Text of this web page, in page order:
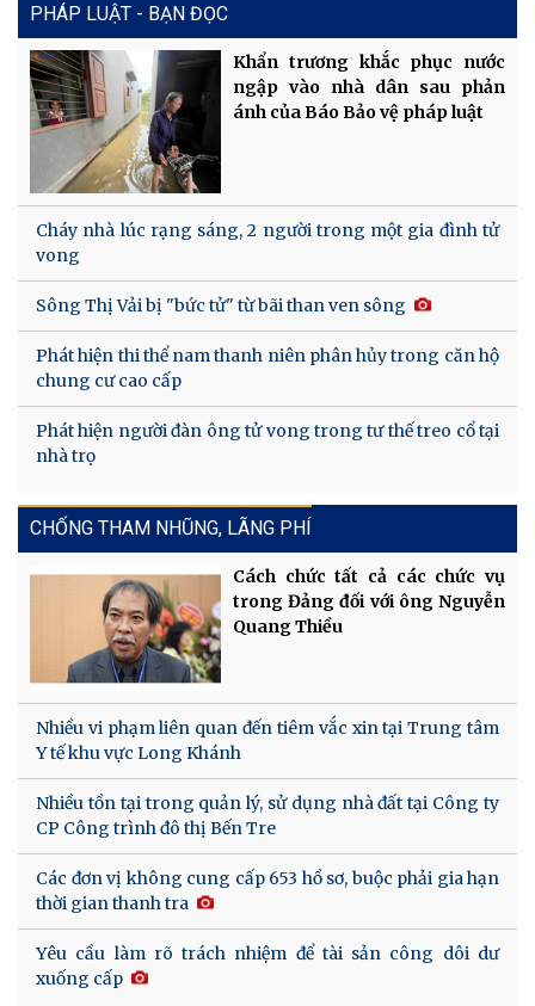
PHÁP LUẬT - BẠN ĐỌC
Khẩn trương khắc phục nước
ngập vào nhà dân sau phản
ánh của Báo Bảo vệ pháp luật
Cháy nhà lúc rạng sáng, 2 người trong một gia đình tử
vong
Sông Thị Vải bị "bức tử" từ bãi than ven sông
Phát hiện thi thể nam thanh niên phân hủy trong căn hộ
chung cư cao cấp
Phát hiện người đàn ông tử vong trong tư thế treo cổ tại
nhà trọ
CHỐNG THAM NHŨNG, LÃNG PHÍ
Cách chức tất cả các chức vụ
trong Đảng đối với ông Nguyễn
Quang Thiều
Nhiều vi phạm liên quan đến tiêm vắc xin tại Trung tâm
Y tế khu vực Long Khánh
Nhiều tồn tại trong quản lý, sử dụng nhà đất tại Công ty
CP Công trình đô thị Bến Tre
Các đơn vị không cung cấp 653 hồ sơ, buộc phải gia hạn
thời gian thanh tra
Yêu cầu làm rõ trách nhiệm để tài sản công dôi dư
xuống cấp